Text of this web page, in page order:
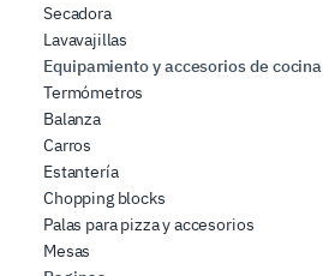
Secadora
Lavavajillas
Equipamiento y accesorios de cocina
Termómetros
Balanza
Carros
Estantería
Chopping blocks
Palas para pizza y accesorios
Mesas